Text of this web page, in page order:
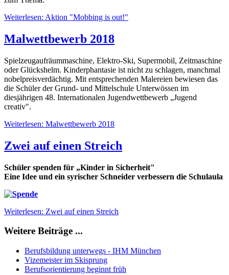
Weiterlesen: Aktion "Mobbing is out!"
Malwettbewerb 2018
Spielzeugaufräummaschine, Elektro-Ski, Supermobil, Zeitmaschine
oder Glückshelm. Kinderphantasie ist nicht zu schlagen, manchmal
nobelpreisverdächtig. Mit entsprechenden Malereien bewiesen das
die Schüler der Grund- und Mittelschule Unterwössen im
diesjährigen 48. Internationalen Jugendwettbewerb „Jugend
creativ".
Weiterlesen: Malwettbewerb 2018
Zwei auf einen Streich
Schüler spenden für „Kinder in Sicherheit"
Eine Idee und ein syrischer Schneider verbessern die Schulaula
Weiterlesen: Zwei auf einen Streich
Weitere Beiträge ...
Berufsbildung unterwegs - IHM München
Vizemeister im Skisprung
Berufsorientierung beginnt früh